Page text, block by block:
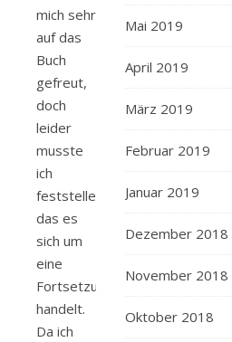
mich sehr
auf das
Buch
gefreut,
doch
leider
musste
ich
feststellen,
das es
sich um
eine
Fortsetzung
handelt.
Da ich
Mai 2019
April 2019
März 2019
Februar 2019
Januar 2019
Dezember 2018
November 2018
Oktober 2018